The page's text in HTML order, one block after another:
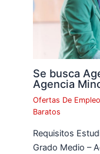
Se busca
Agencia
Ofertas De
Baratos
Requisitos
Grado Medio –